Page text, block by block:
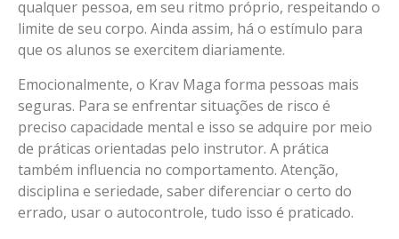
qualquer pessoa, em seu ritmo próprio, respeitando o
limite de seu corpo. Ainda assim, há o estímulo para
que os alunos se exercitem diariamente.
Emocionalmente, o Krav Maga forma pessoas mais
seguras. Para se enfrentar situações de risco é
preciso capacidade mental e isso se adquire por meio
de práticas orientadas pelo instrutor. A prática
também influencia no comportamento. Atenção,
disciplina e seriedade, saber diferenciar o certo do
errado, usar o autocontrole, tudo isso é praticado.